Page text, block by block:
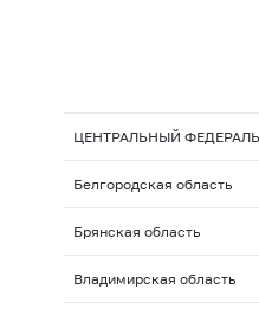
ЦЕНТРАЛЬНЫЙ
Белгородская область
Брянская область
Владимирская область